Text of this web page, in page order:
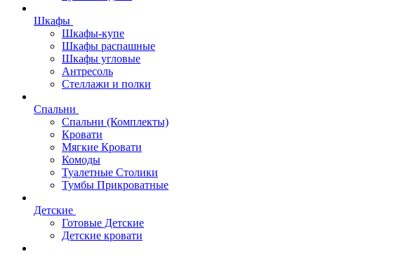
Шкафы
Шкафы-купе
Шкафы распашные
Шкафы угловые
Антресоль
Стеллажи и полки
Спальни
Спальни (Комплекты)
Кровати
Мягкие Кровати
Комоды
Туалетные Столики
Тумбы Прикроватные
Детские
Готовые Детские
Детские кровати